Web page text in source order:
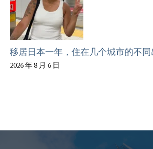
移居日本一年，住在几个城市的不
2026 年 8 月 6 日